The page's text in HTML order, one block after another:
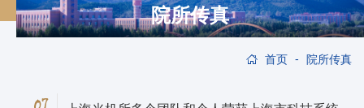
院所传真
首页 - 院所传真